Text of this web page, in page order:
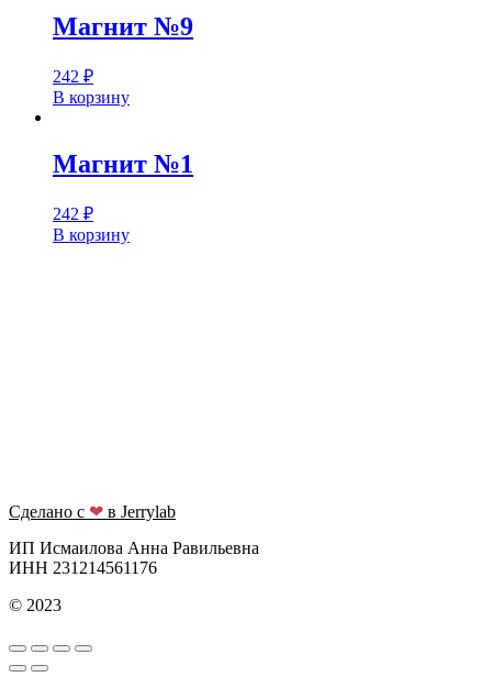
Магнит №9
242 ₽
В корзину
Магнит №1
242 ₽
В корзину
Сделано с ❤ в Jerrylab
ИП Исмаилова Анна Равильевна
ИНН 231214561176
© 2023